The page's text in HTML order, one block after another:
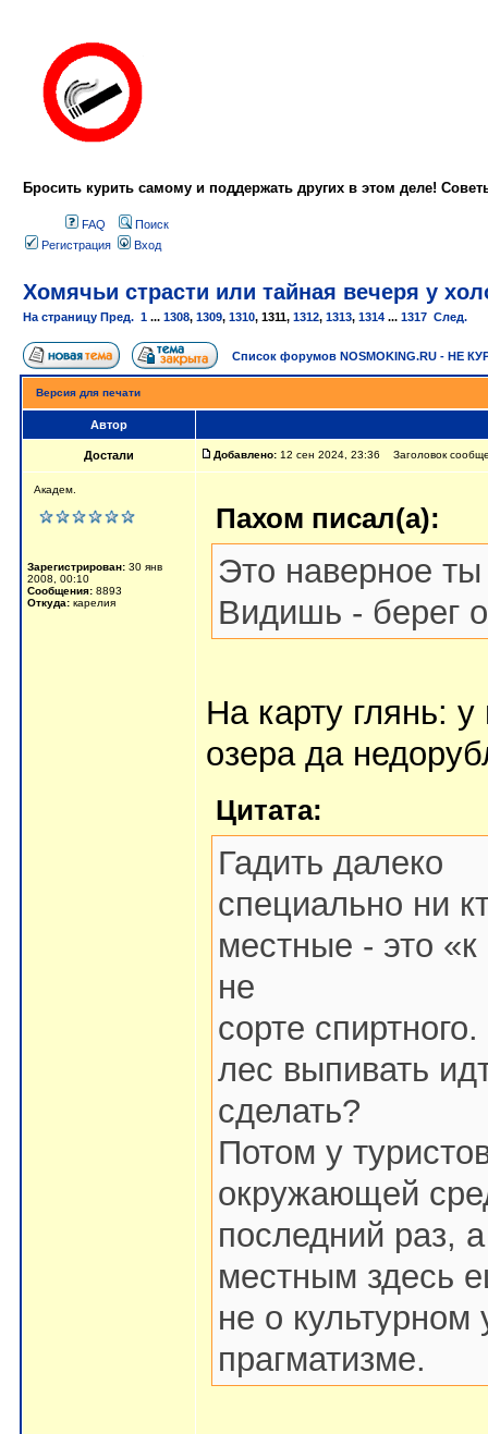
Бросить курить самому и поддержать других в этом деле!
FAQ
Поиск
Регистрация
Вход
Хомячьи страсти или тайная вечеря у
На страницу Пред. 1 ... 1308, 1309, 1310, 1311, 1312, 1313, 1314 ... 1317 След.
Список форумов NOSMOKING.RU - НЕ
Версия для печати
Автор
Достали Добавлено: 12 сен 2024, 23:36 Заголовок
Академ.
Зарегистрирован: 30 янв
2008, 00:10
Сообщения: 8893
Откуда: карелия
Пахом писал(а):
Это наверное
Видишь - берег
На карту глянь:
озера да
Цитата:
Гадить далеко
специально ни
местные - это
не
сорте
лес выпивать
сделать?
Потом у
окружающей
последний раз, а
местным здесь
не о культурном
прагматизме.